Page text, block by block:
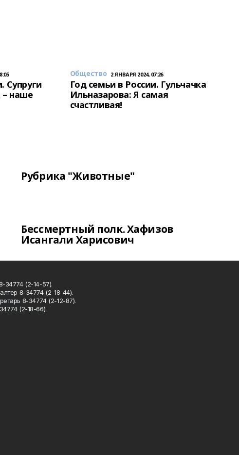
Супруги
наше
Общество 2 ЯНВАРЯ 2024, 07:26
Год семьи в России. Гульчачка
Ильназарова: Я самая
счастливая!
Рубрика "Животные"
Бессмертный полк. Хафизов
Исангали Харисович
34774 (2-14-57).
8-34774 (2-18-44).
8-34774 (2-12-87).
(2-18-66).